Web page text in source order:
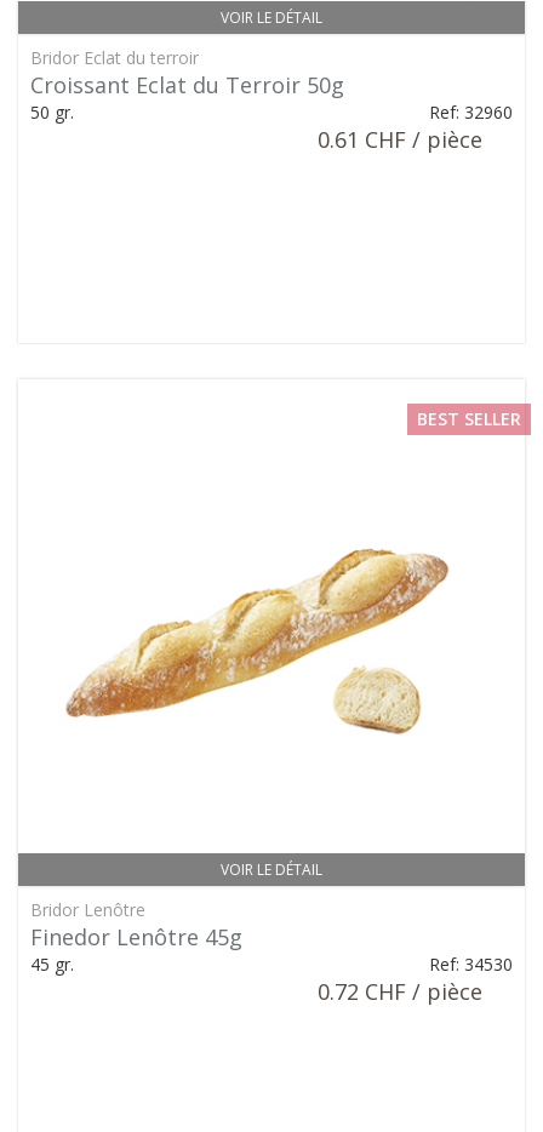
VOIR LE DÉTAIL
Bridor Eclat du terroir
Croissant Eclat du Terroir 50g
50 gr. Ref: 32960
0.61 CHF / pièce
VOIR LE DÉTAIL
BEST SELLER
Bridor Lenôtre
Finedor Lenôtre 45g
45 gr. Ref: 34530
0.72 CHF / pièce